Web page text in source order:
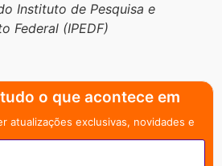
Instituto de Pesquisa e
Federal (IPEDF)
o que acontece em
atualizações exclusivas, novidades e